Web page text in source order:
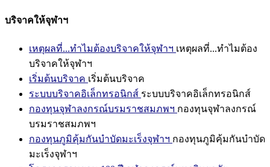
บริจาคให้จุฬาฯ
เหตุผลที่...ทำไมต้องบริจาคให้จุฬาฯ เหตุผลที่...ทำไมต้อง
บริจาคให้จุฬาฯ
เริ่มต้นบริจาค เริ่มต้นบริจาค
ระบบบริจาคอิเล็กทรอนิกส์ ระบบบริจาคอิเล็กทรอนิกส์
กองทุนจุฬาลงกรณ์บรมราชสมภพฯ กองทุนจุฬาลงกรณ์
บรมราชสมภพฯ
กองทุนภูมิคุ้มกันบำบัดมะเร็งจุฬาฯ กองทุนภูมิคุ้มกันบำบัด
มะเร็งจุฬาฯ